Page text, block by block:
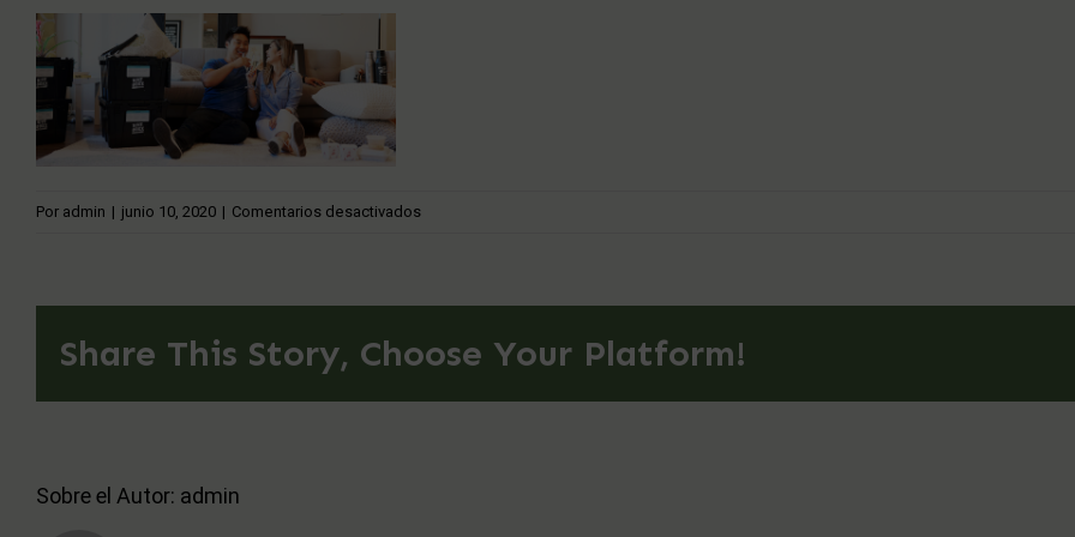
Por admin | junio 10, 2020 | Comentarios desactivadosen
Share This Story, Choose Your Platform!
Sobre el Autor: admin